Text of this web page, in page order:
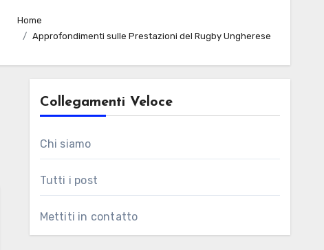
Home
Approfondimenti sulle Prestazioni del Rugby Ungherese
Collegamenti Veloce
Chi siamo
Tutti i post
Mettiti in contatto